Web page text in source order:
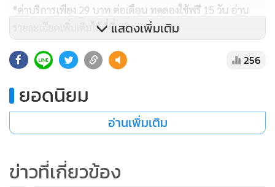
*ค่าบริการเพียง 29 บาท ต่อเดือน ทดลองใช้ฟรี 15 วัน อ่าน
รายละเอียดเพิ่มเติมได้ที่นี่คลิก
256
ยอดนิยม
อ่านเพิ่มเติม
ข่าวที่เกี่ยวข้อง